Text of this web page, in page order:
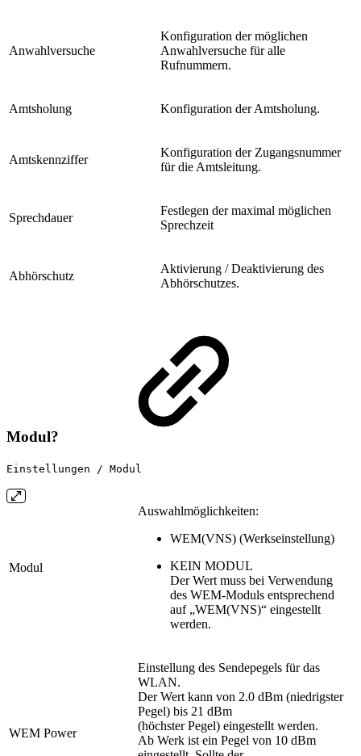
Anwahlversuche
Konfiguration der möglichen
Anwahlversuche für alle
Rufnummern.
Amtsholung Konfiguration der Amtsholung.
Amtskennziffer
Konfiguration der Zugangsnummer
für die Amtsleitung.
Sprechdauer
Festlegen der maximal möglichen
Sprechzeit
Abhörschutz
Aktivierung / Deaktivierung des
Abhörschutzes.
Modul?
Einstellungen / Modul
Modul
Auswahlmöglichkeiten:
WEM(VNS) (Werkseinstellung)
KEIN MODUL
Der Wert muss bei Verwendung
des WEM-Moduls entsprechend
auf „WEM(VNS)“ eingestellt
werden.
WEM Power
Einstellung des Sendepegels für das
WLAN.
Der Wert kann von 2.0 dBm (niedrigster
Pegel) bis 21 dBm
(höchster Pegel) eingestellt werden.
Ab Werk ist ein Pegel von 10 dBm